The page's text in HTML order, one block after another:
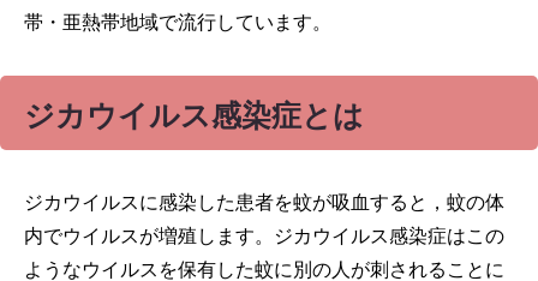
帯・亜熱帯地域で流行しています。
ジカウイルス感染症とは
ジカウイルスに感染した患者を蚊が吸血すると，蚊の体
内でウイルスが増殖します。ジカウイルス感染症はこの
ようなウイルスを保有した蚊に別の人が刺されることに